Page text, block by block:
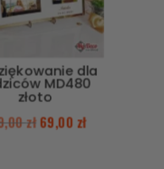
dla
MD480
złoto
zł69,00 zł